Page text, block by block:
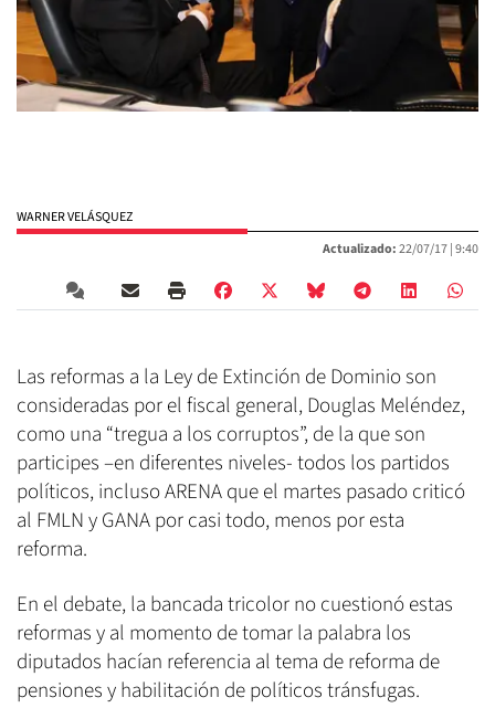
WARNER VELÁSQUEZ
Actualizado:22/07/17 |9:40
Las reformas a la Ley de Extinción de Dominio son
consideradas por el fiscal general, Douglas Meléndez,
como una “tregua a los corruptos”, de la que son
participes –en diferentes niveles- todos los partidos
políticos, incluso ARENA que el martes pasado criticó
al FMLN y GANA por casi todo, menos por esta
reforma.
En el debate, la bancada tricolor no cuestionó estas
reformas y al momento de tomar la palabra los
diputados hacían referencia al tema de reforma de
pensiones y habilitación de políticos tránsfugas.